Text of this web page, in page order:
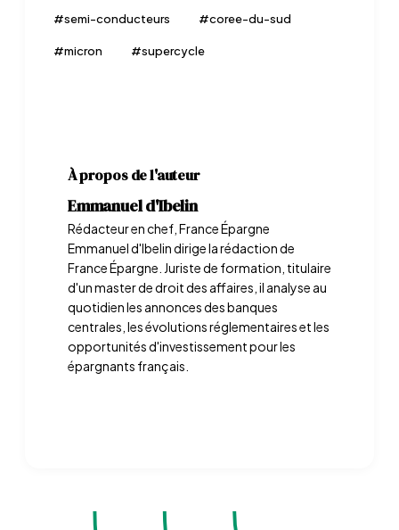
#semi-conducteurs #coree-du-sud
#micron #supercycle
À propos de l'auteur
Emmanuel d'Ibelin
Rédacteur en chef, France Épargne
Emmanuel d'Ibelin dirige la rédaction de
France Épargne. Juriste de formation, titulaire
d'un master de droit des affaires, il analyse au
quotidien les annonces des banques
centrales, les évolutions réglementaires et les
opportunités d'investissement pour les
épargnants français.